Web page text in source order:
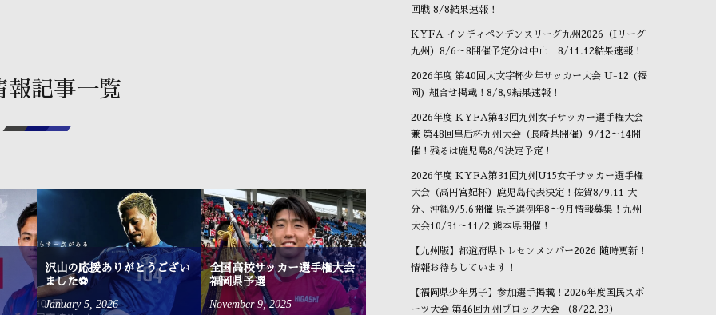
報記事一覧
沢山の応援ありがとうござい
ました⚽
January 5, 2026
全国高校サッカー選手権大会
福岡県予選
November 9,2025
OBが進路報告に来ました⚽
24,2026 January 17,2026
回戦 8/8結果速報！
KYFA インディペンデンスリーグ九州2026（Iリーグ
九州）8/6～8開催予定分は中止 8/11.12結果速報！
2026年度 第40回大文字杯少年サッカー大会 U-12 (福
岡) 組合せ掲載！8/8,9結果速報！
2026年度 KYFA第43回九州女子サッカー選手権大会
兼 第48回皇后杯九州大会（長崎県開催）9/12～14開
催！残るは鹿児島8/9決定予定！
2026年度 KYFA第31回九州U15女子サッカー選手権
大会（高円宮妃杯）鹿児島代表決定！佐賀8/9.11 大
分、沖縄9/5.6開催 県予選例年8～9月情報募集！九州
大会10/31～11/2 熊本県開催！
【九州版】都道府県トレセンメンバー2026 随時更新！
情報お待ちしています！
【福岡県少年男子】参加選手掲載！2026年度国民スポ
ーツ大会 第46回九州ブロック大会 （8/22,23）